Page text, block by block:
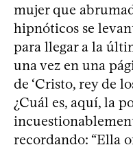
mujer que
hipnóticos se
para llegar a la
una vez en una
de ‘Cristo, rey de
¿Cuál es, aquí, la
recordando: “Ella